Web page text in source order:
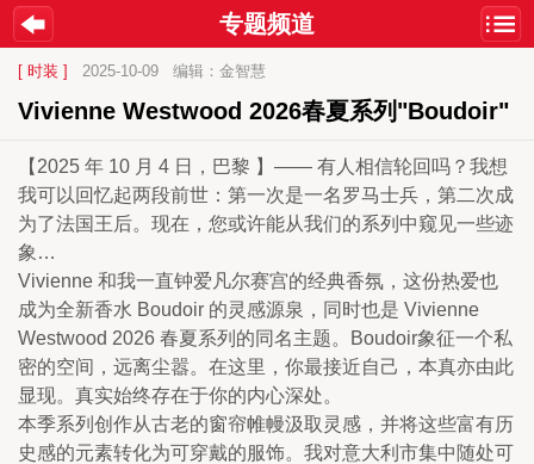
专题频道
[ 时装 ] 2025-10-09 编辑：金智慧
Vivienne Westwood 2026春夏系列"Boudoir"
【2025 年 10 月 4 日，巴黎 】—— 有人相信轮回吗？我想
我可以回忆起两段前世：第一次是一名罗马士兵，第二次成
为了法国王后。现在，您或许能从我们的系列中窥见一些迹
象…
Vivienne 和我一直钟爱凡尔赛宫的经典香氛，这份热爱也
成为全新香水 Boudoir 的灵感源泉，同时也是 Vivienne
Westwood 2026 春夏系列的同名主题。Boudoir象征一个私
密的空间，远离尘嚣。在这里，你最接近自己，本真亦由此
显现。真实始终存在于你的内心深处。
本季系列创作从古老的窗帘帷幔汲取灵感，并将这些富有历
史感的元素转化为可穿戴的服饰。我对意大利市集中随处可